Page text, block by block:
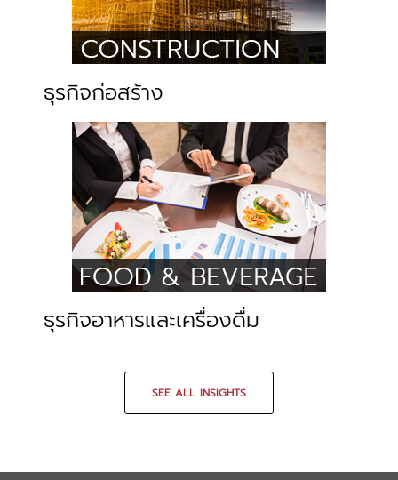
ธุรกิจก่อสร้าง
ธุรกิจอาหารและเครื่องดื่ม
SEE ALL INSIGHTS